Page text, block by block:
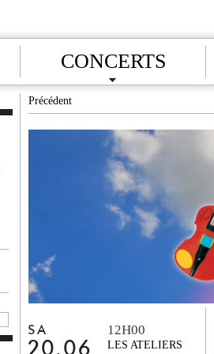
CONCERTS
Précédent
SA 12H00
LES ATELIERS